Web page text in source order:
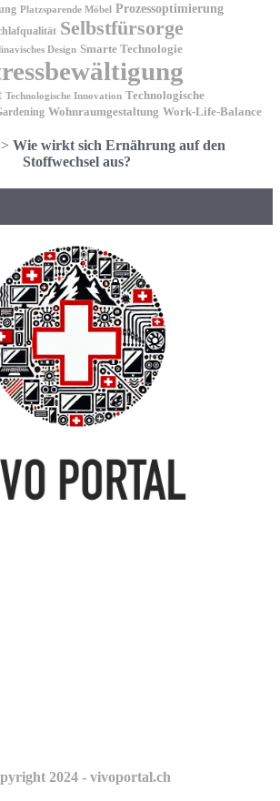
Platzsparende Möbel Prozessoptimierung
Selbstfürsorge
Design Smarte Technologie
Technologische Innovation Technologische
Wohnraumgestaltung Work-Life-Balance
> Wie wirkt sich Ernährung auf den
Stoffwechsel aus?
2024 - vivoportal.ch